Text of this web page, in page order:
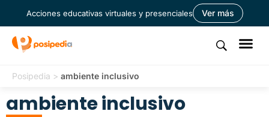
Acciones educativas virtuales y presenciales Ver más
Posipedia > ambiente inclusivo
ambiente inclusivo